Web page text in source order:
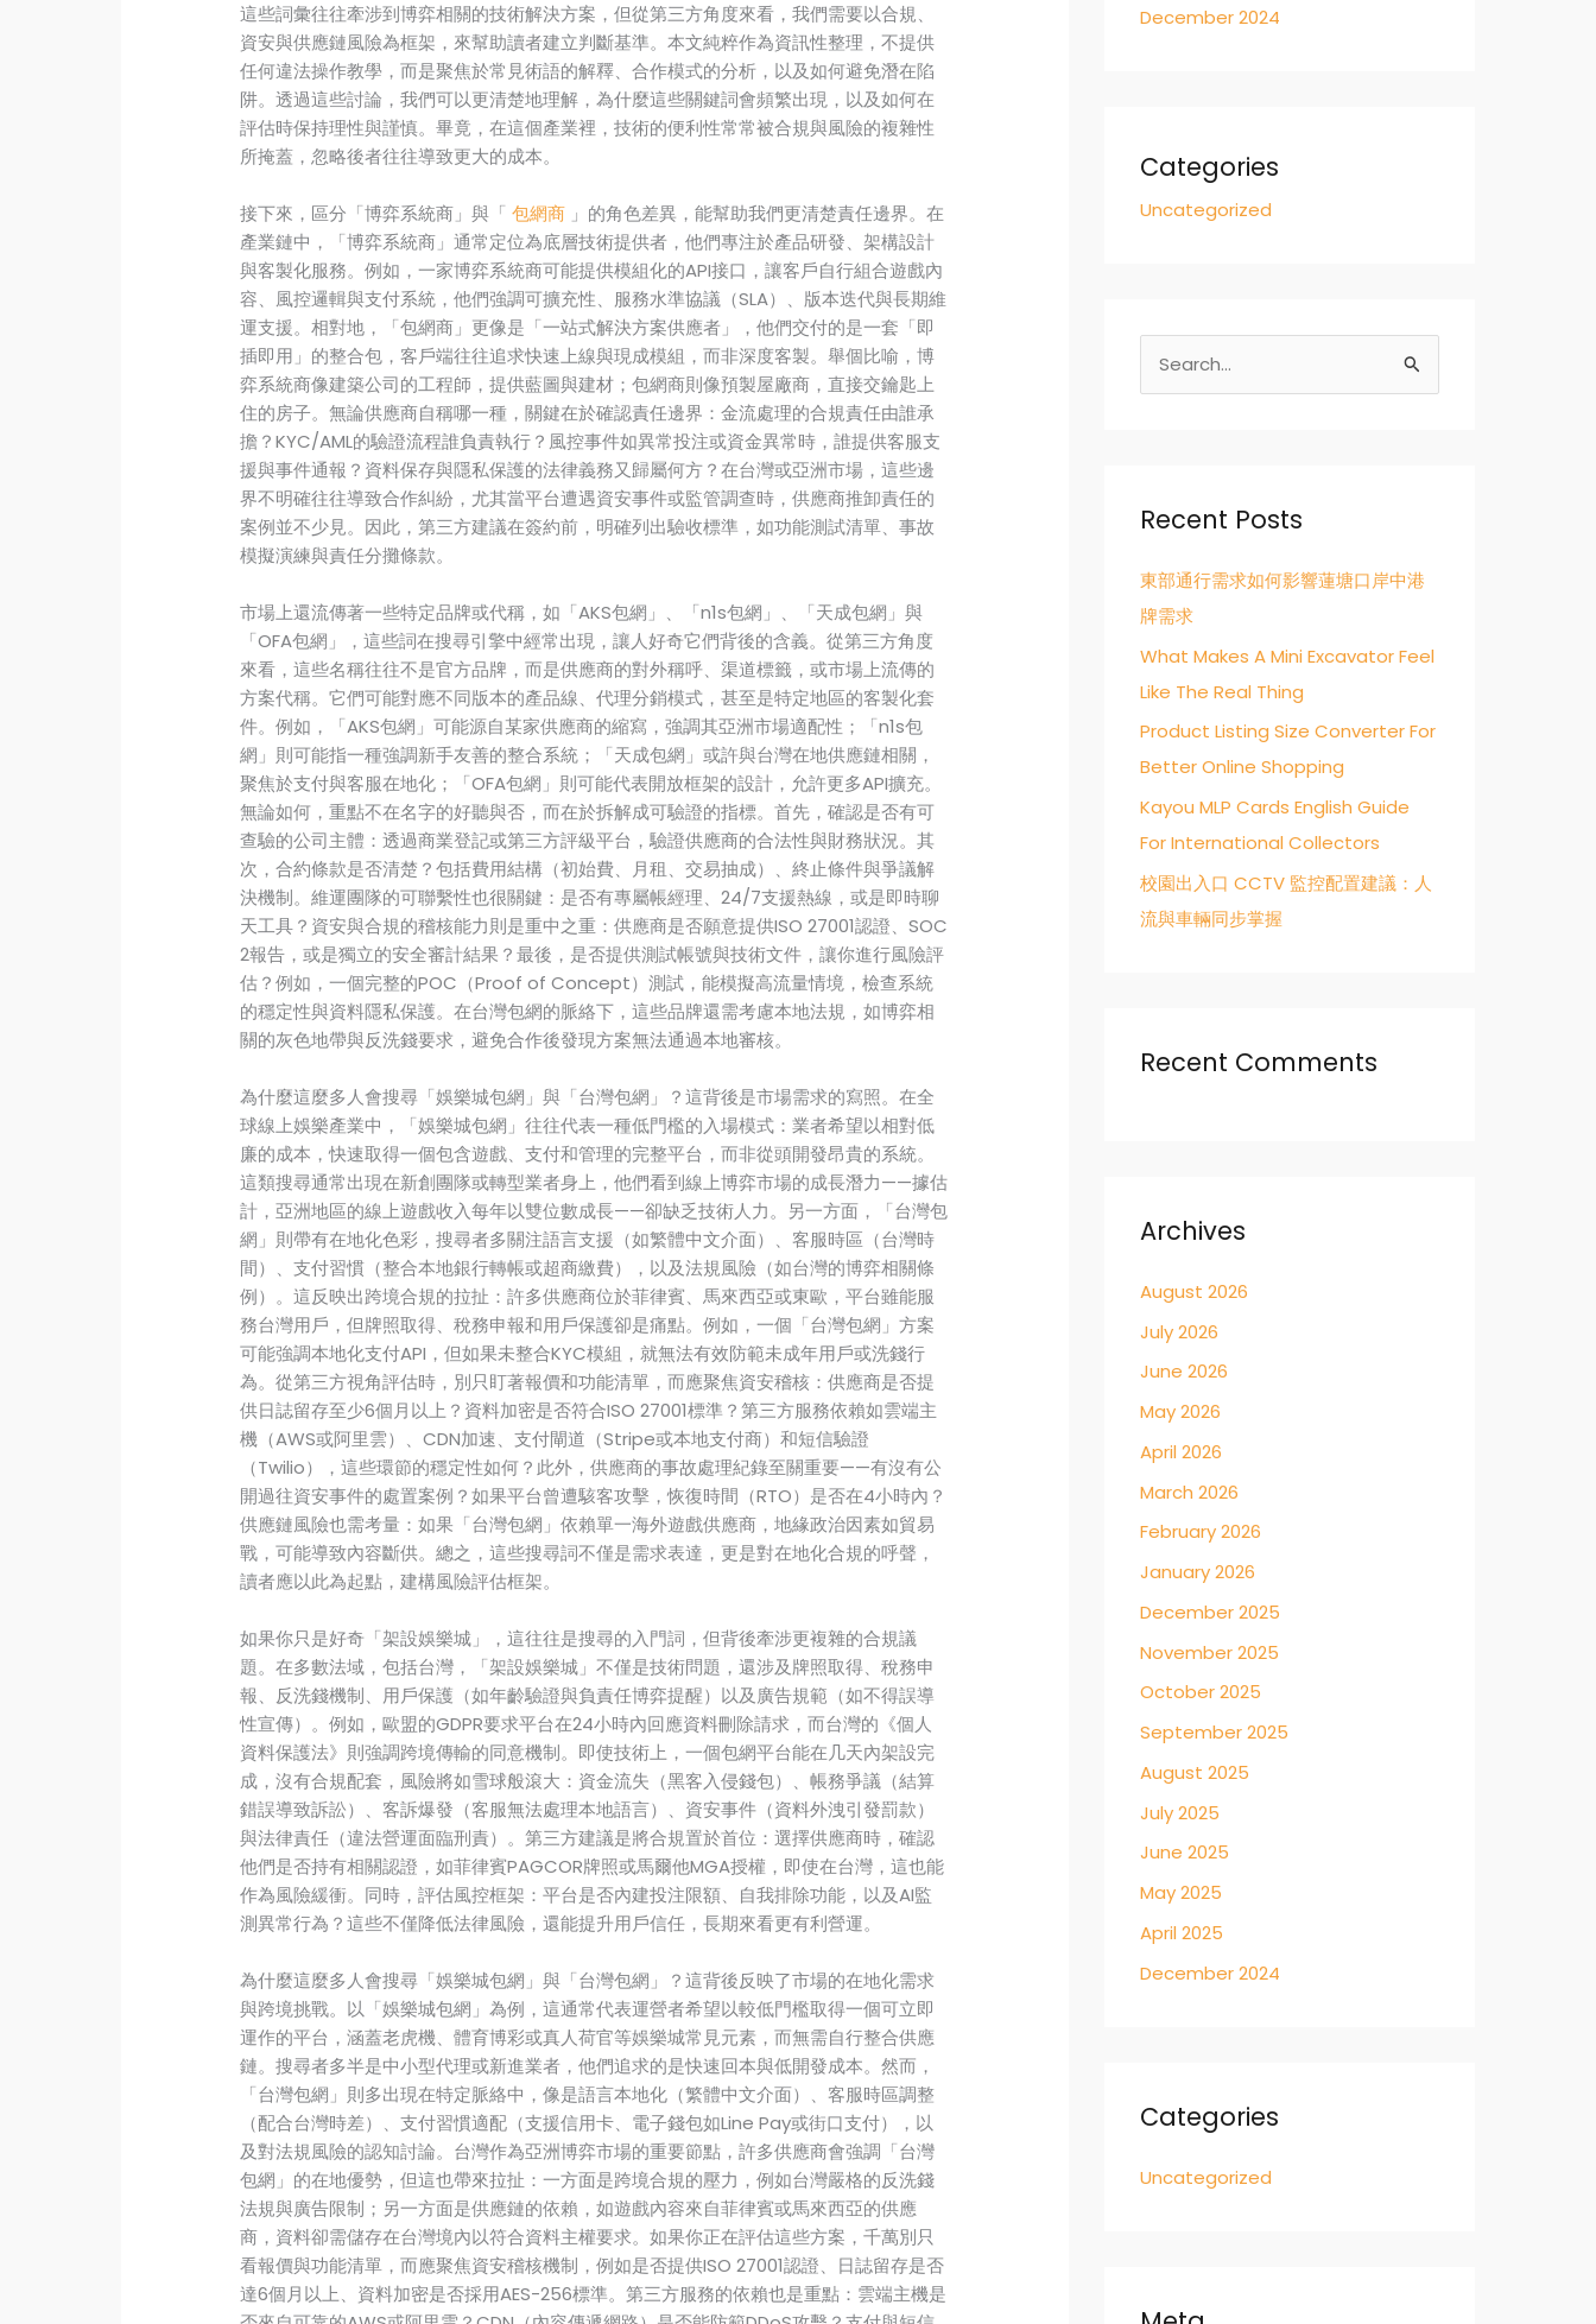
這些詞彙往往牽涉到博弈相關的技術解決方案，但從第三方角度來看，我們需要以合規、
資安與供應鏈風險為框架，來幫助讀者建立判斷基準。本文純粹作為資訊性整理，不提供
任何違法操作教學，而是聚焦於常見術語的解釋、合作模式的分析，以及如何避免潛在陷
阱。透過這些討論，我們可以更清楚地理解，為什麼這些關鍵詞會頻繁出現，以及如何在
評估時保持理性與謹慎。畢竟，在這個產業裡，技術的便利性常常被合規與風險的複雜性
所掩蓋，忽略後者往往導致更大的成本。
接下來，區分「博弈系統商」與「包網商 」的角色差異，能幫助我們更清楚責任邊界。在
產業鏈中，「博弈系統商」通常定位為底層技術提供者，他們專注於產品研發、架構設計
與客製化服務。例如，一家博弈系統商可能提供模組化的API接口，讓客戶自行組合遊戲內
容、風控邏輯與支付系統，他們強調可擴充性、服務水準協議（SLA）、版本迭代與長期維
運支援。相對地，「包網商」更像是「一站式解決方案供應者」，他們交付的是一套「即
插即用」的整合包，客戶端往往追求快速上線與現成模組，而非深度客製。舉個比喻，博
弈系統商像建築公司的工程師，提供藍圖與建材；包網商則像預製屋廠商，直接交鑰匙上
住的房子。無論供應商自稱哪一種，關鍵在於確認責任邊界：金流處理的合規責任由誰承
擔？KYC/AML的驗證流程誰負責執行？風控事件如異常投注或資金異常時，誰提供客服支
援與事件通報？資料保存與隱私保護的法律義務又歸屬何方？在台灣或亞洲市場，這些邊
界不明確往往導致合作糾紛，尤其當平台遭遇資安事件或監管調查時，供應商推卸責任的
案例並不少見。因此，第三方建議在簽約前，明確列出驗收標準，如功能測試清單、事故
模擬演練與責任分攤條款。
市場上還流傳著一些特定品牌或代稱，如「AKS包網」、「n1s包網」、「天成包網」與
「OFA包網」，這些詞在搜尋引擎中經常出現，讓人好奇它們背後的含義。從第三方角度
來看，這些名稱往往不是官方品牌，而是供應商的對外稱呼、渠道標籤，或市場上流傳的
方案代稱。它們可能對應不同版本的產品線、代理分銷模式，甚至是特定地區的客製化套
件。例如，「AKS包網」可能源自某家供應商的縮寫，強調其亞洲市場適配性；「n1s包
網」則可能指一種強調新手友善的整合系統；「天成包網」或許與台灣在地供應鏈相關，
聚焦於支付與客服在地化；「OFA包網」則可能代表開放框架的設計，允許更多API擴充。
無論如何，重點不在名字的好聽與否，而在於拆解成可驗證的指標。首先，確認是否有可
查驗的公司主體：透過商業登記或第三方評級平台，驗證供應商的合法性與財務狀況。其
次，合約條款是否清楚？包括費用結構（初始費、月租、交易抽成）、終止條件與爭議解
決機制。維運團隊的可聯繫性也很關鍵：是否有專屬帳經理、24/7支援熱線，或是即時聊
天工具？資安與合規的稽核能力則是重中之重：供應商是否願意提供ISO 27001認證、SOC
2報告，或是獨立的安全審計結果？最後，是否提供測試帳號與技術文件，讓你進行風險評
估？例如，一個完整的POC（Proof of Concept）測試，能模擬高流量情境，檢查系統
的穩定性與資料隱私保護。在台灣包網的脈絡下，這些品牌還需考慮本地法規，如博弈相
關的灰色地帶與反洗錢要求，避免合作後發現方案無法通過本地審核。
為什麼這麼多人會搜尋「娛樂城包網」與「台灣包網」？這背後是市場需求的寫照。在全
球線上娛樂產業中，「娛樂城包網」往往代表一種低門檻的入場模式：業者希望以相對低
廉的成本，快速取得一個包含遊戲、支付和管理的完整平台，而非從頭開發昂貴的系統。
這類搜尋通常出現在新創團隊或轉型業者身上，他們看到線上博弈市場的成長潛力——據估
計，亞洲地區的線上遊戲收入每年以雙位數成長——卻缺乏技術人力。另一方面，「台灣包
網」則帶有在地化色彩，搜尋者多關注語言支援（如繁體中文介面）、客服時區（台灣時
間）、支付習慣（整合本地銀行轉帳或超商繳費），以及法規風險（如台灣的博弈相關條
例）。這反映出跨境合規的拉扯：許多供應商位於菲律賓、馬來西亞或東歐，平台雖能服
務台灣用戶，但牌照取得、稅務申報和用戶保護卻是痛點。例如，一個「台灣包網」方案
可能強調本地化支付API，但如果未整合KYC模組，就無法有效防範未成年用戶或洗錢行
為。從第三方視角評估時，別只盯著報價和功能清單，而應聚焦資安稽核：供應商是否提
供日誌留存至少6個月以上？資料加密是否符合ISO 27001標準？第三方服務依賴如雲端主
機（AWS或阿里雲）、CDN加速、支付閘道（Stripe或本地支付商）和短信驗證
（Twilio），這些環節的穩定性如何？此外，供應商的事故處理紀錄至關重要——有沒有公
開過往資安事件的處置案例？如果平台曾遭駭客攻擊，恢復時間（RTO）是否在4小時內？
供應鏈風險也需考量：如果「台灣包網」依賴單一海外遊戲供應商，地緣政治因素如貿易
戰，可能導致內容斷供。總之，這些搜尋詞不僅是需求表達，更是對在地化合規的呼聲，
讀者應以此為起點，建構風險評估框架。
如果你只是好奇「架設娛樂城」，這往往是搜尋的入門詞，但背後牽涉更複雜的合規議
題。在多數法域，包括台灣，「架設娛樂城」不僅是技術問題，還涉及牌照取得、稅務申
報、反洗錢機制、用戶保護（如年齡驗證與負責任博弈提醒）以及廣告規範（如不得誤導
性宣傳）。例如，歐盟的GDPR要求平台在24小時內回應資料刪除請求，而台灣的《個人
資料保護法》則強調跨境傳輸的同意機制。即使技術上，一個包網平台能在几天內架設完
成，沒有合規配套，風險將如雪球般滾大：資金流失（黑客入侵錢包）、帳務爭議（結算
錯誤導致訴訟）、客訴爆發（客服無法處理本地語言）、資安事件（資料外洩引發罰款）
與法律責任（違法營運面臨刑責）。第三方建議是將合規置於首位：選擇供應商時，確認
他們是否持有相關認證，如菲律賓PAGCOR牌照或馬爾他MGA授權，即使在台灣，這也能
作為風險緩衝。同時，評估風控框架：平台是否內建投注限額、自我排除功能，以及AI監
測異常行為？這些不僅降低法律風險，還能提升用戶信任，長期來看更有利營運。
為什麼這麼多人會搜尋「娛樂城包網」與「台灣包網」？這背後反映了市場的在地化需求
與跨境挑戰。以「娛樂城包網」為例，這通常代表運營者希望以較低門檻取得一個可立即
運作的平台，涵蓋老虎機、體育博彩或真人荷官等娛樂城常見元素，而無需自行整合供應
鏈。搜尋者多半是中小型代理或新進業者，他們追求的是快速回本與低開發成本。然而，
「台灣包網」則多出現在特定脈絡中，像是語言本地化（繁體中文介面）、客服時區調整
（配合台灣時差）、支付習慣適配（支援信用卡、電子錢包如Line Pay或街口支付），以
及對法規風險的認知討論。台灣作為亞洲博弈市場的重要節點，許多供應商會強調「台灣
包網」的在地優勢，但這也帶來拉扯：一方面是跨境合規的壓力，例如台灣嚴格的反洗錢
法規與廣告限制；另一方面是供應鏈的依賴，如遊戲內容來自菲律賓或馬來西亞的供應
商，資料卻需儲存在台灣境內以符合資料主權要求。如果你正在評估這些方案，千萬別只
看報價與功能清單，而應聚焦資安稽核機制，例如是否提供ISO 27001認證、日誌留存是否
達6個月以上、資料加密是否採用AES-256標準。第三方服務的依賴也是重點：雲端主機是
December 2024
Categories
Uncategorized
e
c
f
o
r
:
Recent Posts
東部通行需求如何影響蓮塘口岸中港
牌需求
What Makes A Mini Excavator Feel
Like The Real Thing
Product Listing Size Converter For
Better Online Shopping
Kayou MLP Cards English Guide
For International Collectors
校園出入口 CCTV 監控配置建議：人
流與車輛同步掌握
Recent Comments
Archives
August 2026
July 2026
June 2026
May 2026
April 2026
March 2026
February 2026
January 2026
December 2025
November 2025
October 2025
September 2025
August 2025
July 2025
June 2025
May 2025
April 2025
December 2024
Categories
Uncategorized